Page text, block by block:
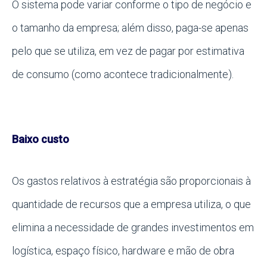
O sistema pode variar conforme o tipo de negócio e
o tamanho da empresa; além disso, paga-se apenas
pelo que se utiliza, em vez de pagar por estimativa
de consumo (como acontece tradicionalmente).
Baixo custo
Os gastos relativos à estratégia são proporcionais à
quantidade de recursos que a empresa utiliza, o que
elimina a necessidade de grandes investimentos em
logística, espaço físico, hardware e mão de obra